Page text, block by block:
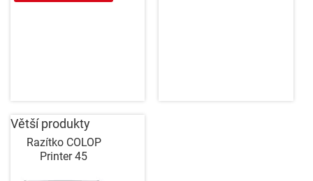
Větší produkty
Razítko COLOP
Printer 45